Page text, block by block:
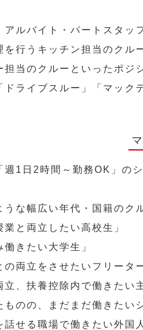
アルバイト・パートスタッ
を行うキッチン担当のクル
当のクルーといったポジ
ライブスルー」「マック
週1日2時間～勤務OK」の
な幅広い年代・国籍のク
業と両立したい高校生」
働きたい大学生」
の両立をさせたいフリータ
立、扶養控除内で働きたい
ものの、まだまだ働きたい
話せる職場で働きたい外国